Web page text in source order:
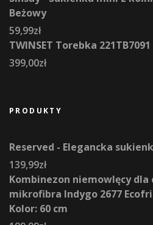
Beżowy
59,99zł
TWINSET Torebka
399,00zł
PRODUKTY
Reserved - Elegancka
139,99zł
Kombinezon niemowlęcy dla
mikrofibra Indygo 2677
Kolor: 60 cm